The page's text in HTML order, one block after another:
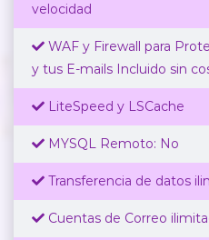
velocidad
WAF y Firewall para
y tus E-mails Incluido sin
LiteSpeed y LSCache
MYSQL Remoto: No
Transferencia de datos
Cuentas de Correo